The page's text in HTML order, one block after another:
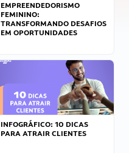
EMPREENDEDORISMO
FEMININO:
TRANSFORMANDO DESAFIOS
EM OPORTUNIDADES
INFOGRÁFICO: 10 DICAS
PARA ATRAIR CLIENTES